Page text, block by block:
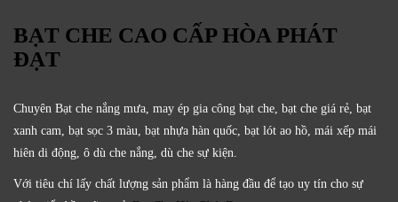
BẠT CHE CAO CẤP HÒA PHÁT
ĐẠT
Chuyên Bạt che nắng mưa, may ép gia công bạt che, bạt che giá rẻ, bạt
xanh cam, bạt sọc 3 màu, bạt nhựa hàn quốc, bạt lót ao hồ, mái xếp mái
hiên di động, ô dù che nắng, dù che sự kiện.
Với tiêu chí lấy chất lượng sản phẩm là hàng đầu để tạo uy tín cho sự